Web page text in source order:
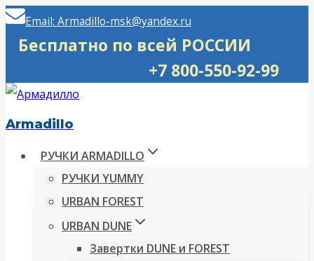
Перейти
Email: Armadillo-msk@yandex.ru
Бесплатно по всей РОССИИ
+7 800-550-92-99
Armadillo
РУЧКИ ARMADILLO
РУЧКИ YUMMY
URBAN FOREST
URBAN DUNE
Завертки DUNE и FOREST